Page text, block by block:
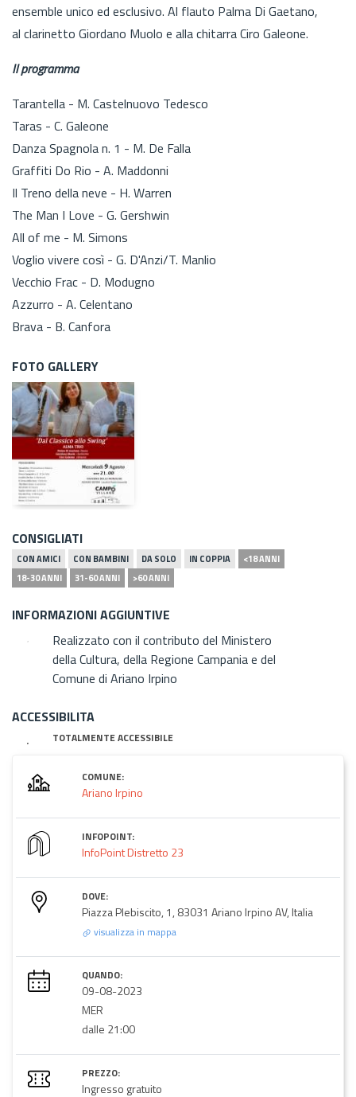
ensemble unico ed esclusivo. Al flauto Palma Di Gaetano,
al clarinetto Giordano Muolo e alla chitarra Ciro Galeone.
Il programma
Tarantella - M. Castelnuovo Tedesco
Taras - C. Galeone
Danza Spagnola n. 1 - M. De Falla
Graffiti Do Rio - A. Maddonni
Il Treno della neve - H. Warren
The Man I Love - G. Gershwin
All of me - M. Simons
Voglio vivere così - G. D'Anzi/T. Manlio
Vecchio Frac - D. Modugno
Azzurro - A. Celentano
Brava - B. Canfora
FOTO GALLERY
CONSIGLIATI
CON AMICI CON BAMBINI DA SOLO IN COPPIA
<18 ANNI
18-30 ANNI
31-60 ANNI >60 ANNI
INFORMAZIONI AGGIUNTIVE
Realizzato con il contributo del Ministero
della Cultura, della Regione Campania e del
Comune di Ariano Irpino
ACCESSIBILITA
TOTALMENTE ACCESSIBILE
COMUNE:
Ariano Irpino
INFOPOINT:
InfoPoint Distretto 23
DOVE:
Piazza Plebiscito, 1, 83031 Ariano Irpino AV, Italia
visualizza in mappa
QUANDO:
09-08-2023
MER
dalle 21:00
PREZZO:
Ingresso gratuito